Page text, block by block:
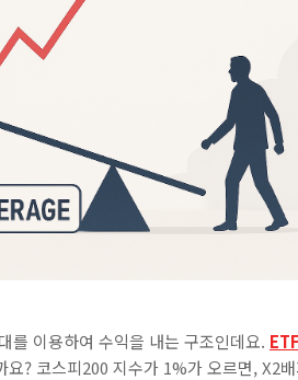
이용하여 수익을 내는 구조인데요.
? 코스피200 지수가 1%가 오르면, X2